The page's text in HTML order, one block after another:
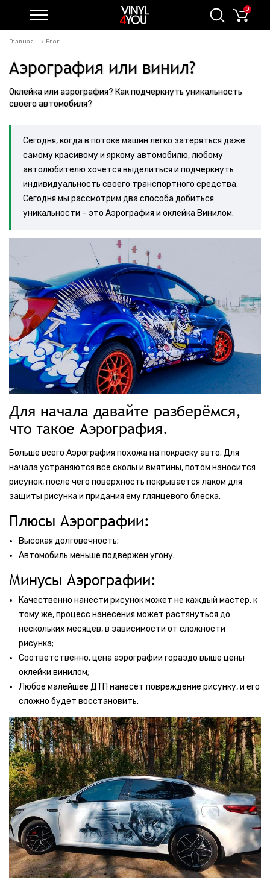
0
Главная Блог
Аэрография или винил?
Оклейка или аэрография? Как подчеркнуть уникальность
своего автомобиля?
Сегодня, когда в потоке машин легко затеряться даже
самому красивому и яркому автомобилю, любому
автолюбителю хочется выделиться и подчеркнуть
индивидуальность своего транспортного средства.
Сегодня мы рассмотрим два способа добиться
уникальности – это Аэрография и оклейка Винилом.
Для начала давайте разберёмся,
что такое Аэрография.
Больше всего Аэрография похожа на покраску авто. Для
начала устраняются все сколы и вмятины, потом наносится
рисунок, после чего поверхность покрывается лаком для
защиты рисунка и придания ему глянцевого блеска.
Плюсы Аэрографии:
Высокая долговечность;
Автомобиль меньше подвержен угону.
Минусы Аэрографии:
Качественно нанести рисунок может не каждый мастер, к
тому же, процесс нанесения может растянуться до
нескольких месяцев, в зависимости от сложности
рисунка;
Соответственно, цена аэрографии гораздо выше цены
оклейки винилом;
Любое малейшее ДТП нанесёт повреждение рисунку, и его
сложно будет восстановить.